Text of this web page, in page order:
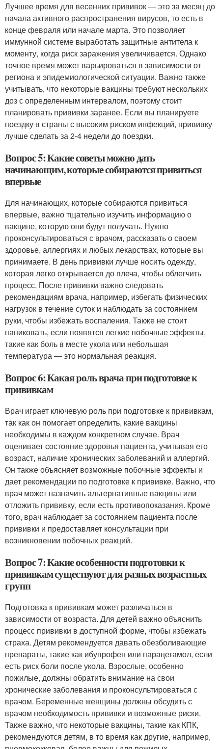
Лучшее время для весенних прививок — это за месяц до
начала активного распространения вирусов, то есть в
конце февраля или начале марта. Это позволяет
иммунной системе выработать защитные антитела к
моменту, когда риск заражения увеличивается. Однако
точное время может варьироваться в зависимости от
региона и эпидемиологической ситуации. Важно также
учитывать, что некоторые вакцины требуют нескольких
доз с определенным интервалом, поэтому стоит
планировать прививки заранее. Если вы планируете
поездку в страны с высоким риском инфекций, прививку
лучше сделать за 2-4 недели до поездки.
Вопрос 5: Какие советы можно дать
начинающим, которые собираются привиться
впервые
Для начинающих, которые собираются привиться
впервые, важно тщательно изучить информацию о
вакцине, которую они будут получать. Нужно
проконсультироваться с врачом, рассказать о своем
здоровье, аллергиях и любых лекарствах, которые вы
принимаете. В день прививки лучше носить одежду,
которая легко открывается до плеча, чтобы облегчить
процесс. После прививки важно следовать
рекомендациям врача, например, избегать физических
нагрузок в течение суток и наблюдать за состоянием
руки, чтобы избежать воспаления. Также не стоит
паниковать, если появятся легкие побочные эффекты,
такие как боль в месте укола или небольшая
температура — это нормальная реакция.
Вопрос 6: Какая роль врача при подготовке к
прививкам
Врач играет ключевую роль при подготовке к прививкам,
так как он помогает определить, какие вакцины
необходимы в каждом конкретном случае. Врач
оценивает состояние здоровья пациента, учитывая его
возраст, наличие хронических заболеваний и аллергий.
Он также объясняет возможные побочные эффекты и
дает рекомендации по подготовке к прививке. Важно, что
врач может назначить альтернативные вакцины или
отложить прививку, если есть противопоказания. Кроме
того, врач наблюдает за состоянием пациента после
прививки и предоставляет консультации при
возникновении побочных реакций.
Вопрос 7: Какие особенности подготовки к
прививкам существуют для разных возрастных
групп
Подготовка к прививкам может различаться в
зависимости от возраста. Для детей важно объяснить
процесс прививки в доступной форме, чтобы избежать
страха. Детям рекомендуется давать обезболивающие
препараты, такие как ибупрофен или парацетамол, если
есть риск боли после укола. Взрослые, особенно
пожилые, должны обратить внимание на свои
хронические заболевания и проконсультироваться с
врачом. Беременные женщины должны обсудить с
врачом необходимость прививки и возможные риски.
Также важно, что некоторые вакцины, такие как КПК,
рекомендуются детям, в то время как другие, например,